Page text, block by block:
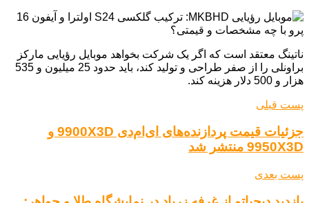
ناتینگ معتقد است که اگر یک شرکت بخواهد موبایل رؤیایی مارکز
براونلی را از صفر طراحی و تولید کند، باید حدود 25 میلیون و 535
هزار و 500 دلار هزینه کند.
پست قبلی
جزئیات قیمت پردازنده‌های ای‌ام‌دی 9900X3D و
9950X3D منتشر شد
پست بعدی